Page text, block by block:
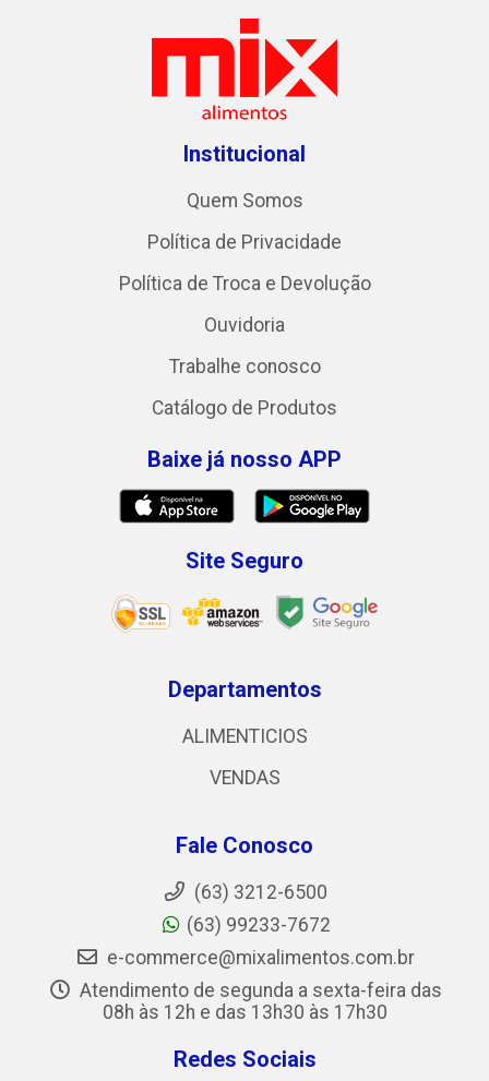
Institucional
Quem Somos
Política de Privacidade
Política de Troca e Devolução
Ouvidoria
Trabalhe conosco
Catálogo de Produtos
Baixe já nosso APP
Site Seguro
Departamentos
ALIMENTICIOS
VENDAS
Fale Conosco
(63) 3212-6500
(63) 99233-7672
e-commerce@mixalimentos.com.br
Atendimento de segunda a sexta-feira das
08h às 12h e das 13h30 às 17h30
Redes Sociais